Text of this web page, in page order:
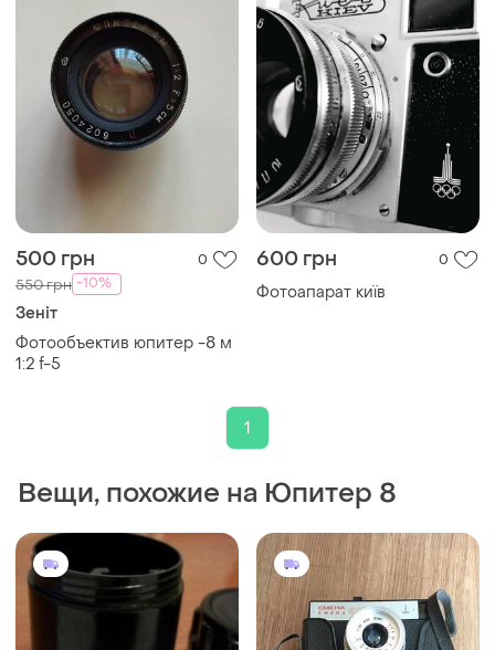
500 грн 0
550 грн -10%
Зеніт
Фотообъектив юпитер -8 м
1:2 f-5
600 грн 0
Фотоапарат київ
1
Вещи, похожие на Юпитер 8